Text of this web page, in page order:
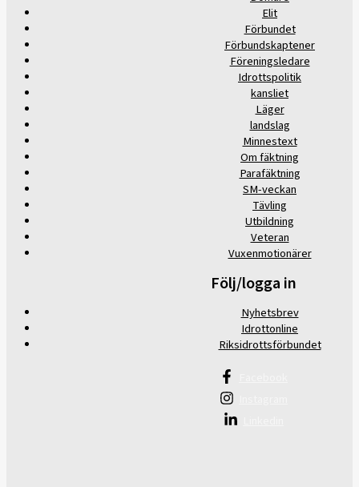
Elit
Förbundet
Förbundskaptener
Föreningsledare
Idrottspolitik
kansliet
Läger
landslag
Minnestext
Om fäktning
Parafäktning
SM-veckan
Tävling
Utbildning
Veteran
Vuxenmotionärer
Följ/logga in
Nyhetsbrev
Idrottonline
Riksidrottsförbundet